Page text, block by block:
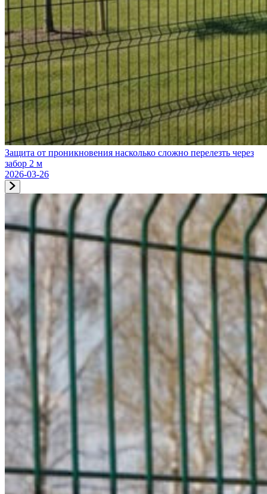
Защита от проникновения насколько сложно перелезть через
забор 2 м
2026-03-26